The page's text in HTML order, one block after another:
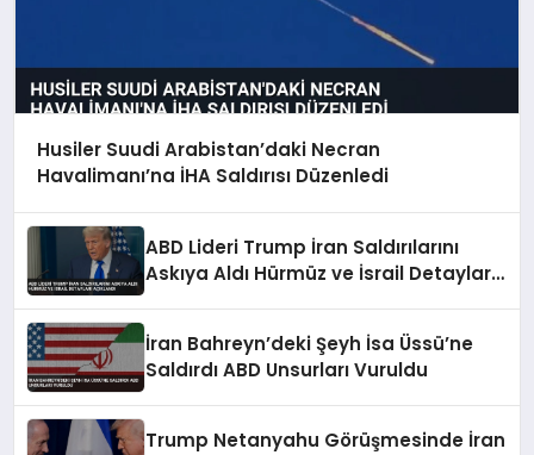
Husiler Suudi Arabistan’daki Necran
Havalimanı’na İHA Saldırısı Düzenledi
ABD Lideri Trump İran Saldırılarını
Askıya Aldı Hürmüz ve İsrail Detayları
İran Bahreyn’deki Şeyh İsa Üssü’ne
Saldırdı ABD Unsurları Vuruldu
Trump Netanyahu Görüşmesinde İran